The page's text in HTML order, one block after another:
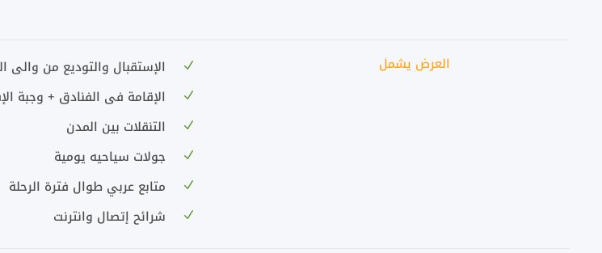
العرض يشمل
الإستقبال والتوديع من والى
الإقامة فى الفنادق + وجبة
التنقلات بين المدن
جولات سياحيه يومية
متابع عربي طوال فترة الرحلة
شرائح إتصال وانترنت